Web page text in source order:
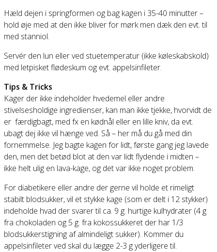
Hæld dejen i springformen og bag kagen i 35-40 minutter –
hold øje med at den ikke bliver for mørk men dæk den evt. til
med stanniol.
Servér den lun eller ved stuetemperatur (ikke køleskabskold)
med letpisket flødeskum og evt. appelsinfileter.
Tips & Tricks
Kager der ikke indeholder hvedemel eller andre
stivelsesholdige ingredienser, kan man ikke tjekke, hvorvidt de
er færdigbagt, med fx en kødnål eller en lille kniv, da evt.
ubagt dej ikke vil hænge ved. Så – her må du gå med din
fornemmelse. Jeg bagte kagen for lidt, første gang jeg lavede
den, men det betød blot at den var lidt flydende i midten –
ikke helt ulig en lava-kage, og det var ikke noget problem.
For diabetikere eller andre der gerne vil holde et rimeligt
stabilt blodsukker, vil et stykke kage (som er delt i 12 stykker)
indeholde hvad der svarer til ca. 9 g. hurtige kulhydrater (4 g
fra chokoladen og 5 g. fra kokossukkeret der har 1/3
blodsukkerstigning af almindeligt sukker). Kommer du
appelsinfileter ved skal du lægge 2-3 g yderligere til.